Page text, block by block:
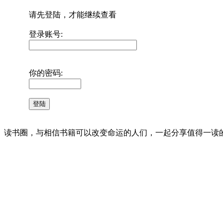
请先登陆，才能继续查看
登录账号:
你的密码:
读书圈，与相信书籍可以改变命运的人们，一起分享值得一读